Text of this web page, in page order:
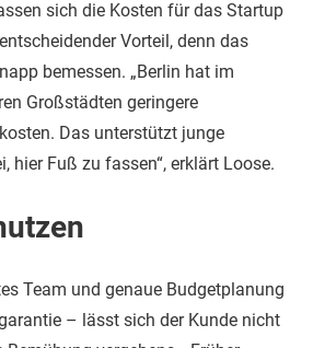
sich die Kosten für das Startup
Vorteil, denn das
bemessen. „Berlin hat im
Großstädten geringere
Das unterstützt junge
hier Fuß zu fassen“, erklärt Loose.
Team und genaue Budgetplanung
– lässt sich der Kunde nicht